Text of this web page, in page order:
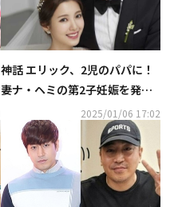
神話 エリック、2児のパパに！
妻ナ・ヘミの第2子妊娠を発表
「今春に出産予定」2025/01/06 17:02